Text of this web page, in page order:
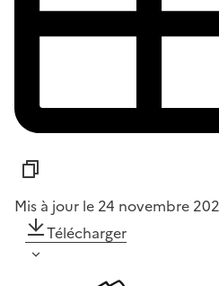
Mis à jour le 24 novembre
Télécharger